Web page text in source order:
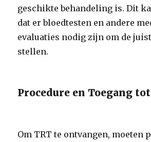
geschikte behandeling is. Dit
dat er bloedtesten en andere
evaluaties nodig zijn om de
stellen.
Procedure en Toegang
Om TRT te ontvangen, moeten